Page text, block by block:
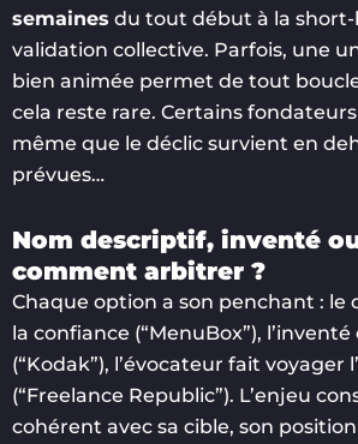
semaines du tout début à la short-
validation collective. Parfois, une
bien animée permet de tout
cela reste rare. Certains
même que le déclic survient en
prévues…
Nom descriptif, inventé
comment arbitrer ?
Chaque option a son penchant : le
la confiance (“MenuBox”),
(“Kodak”), l’évocateur fait voyager
(“Freelance Republic”). L’enjeu
cohérent avec sa cible, son